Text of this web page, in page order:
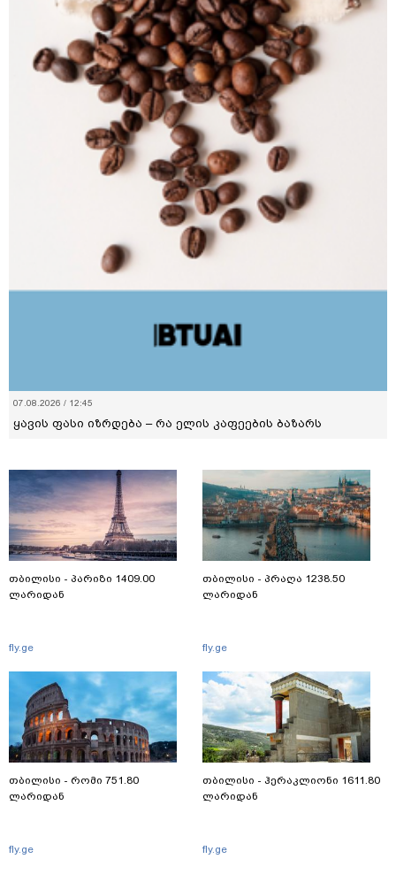
07.08.2026 / 12:45
ყავის ფასი იზრდება – რა ელის კაფეების ბაზარს
თბილისი - პარიზი 1409.00
ლარიდან
fly.ge
თბილისი - რომი 751.80
ლარიდან
fly.ge
თბილისი - პრაღა 1238.50
ლარიდან
fly.ge
თბილისი - ჰერაკლიონი 1611.80
ლარიდან
fly.ge